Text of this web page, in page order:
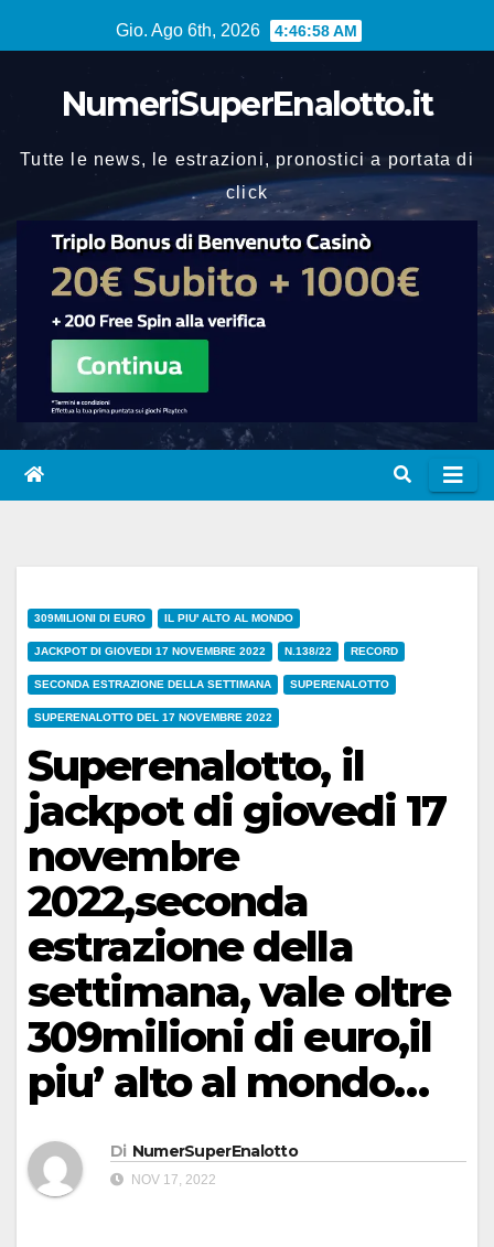
al
Gio. Ago 6th, 2026 4:46:58 AM
NumeriSuperEnalotto.it
Tutte le news, le estrazioni, pronostici a portata di
click
309MILIONI DI EURO IL PIU' ALTO AL MONDO
JACKPOT DI GIOVEDI 17 NOVEMBRE 2022 N.138/22 RECORD
SECONDA ESTRAZIONE DELLA SETTIMANA SUPERENALOTTO
SUPERENALOTTO DEL 17 NOVEMBRE 2022
Superenalotto, il
jackpot di giovedi 17
novembre
2022,seconda
estrazione della
settimana, vale oltre
309milioni di euro,il
piu’ alto al mondo…
Di NumerSuperEnalotto
NOV 17, 2022